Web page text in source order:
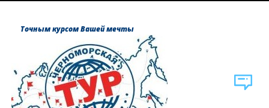
Точным курсом Вашей мечты